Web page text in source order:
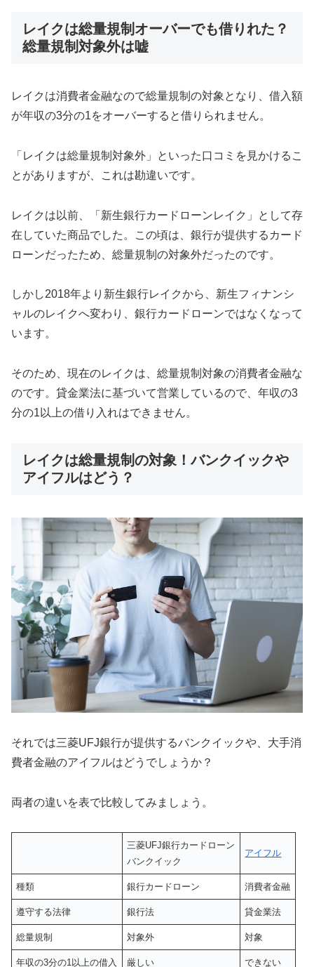
レイクは総量規制オーバーでも借りれた？
総量規制対象外は嘘
レイクは消費者金融なので総量規制の対象となり、借入額
が年収の3分の1をオーバーすると借りられません。
「レイクは総量規制対象外」といった口コミを見かけるこ
とがありますが、これは勘違いです。
レイクは以前、「新生銀行カードローンレイク」として存
在していた商品でした。この頃は、銀行が提供するカード
ローンだったため、総量規制の対象外だったのです。
しかし2018年より新生銀行レイクから、新生フィナンシ
ャルのレイクへ変わり、銀行カードローンではなくなって
います。
そのため、現在のレイクは、総量規制対象の消費者金融な
のです。貸金業法に基づいて営業しているので、年収の3
分の1以上の借り入れはできません。
レイクは総量規制の対象！バンクイックや
アイフルはどう？
それでは三菱UFJ銀行が提供するバンクイックや、大手消
費者金融のアイフルはどうでしょうか？
両者の違いを表で比較してみましょう。
三菱UFJ銀行カードローン
バンクイック
アイフル
種類 銀行カードローン 消費者金融
遵守する法律 銀行法 貸金業法
総量規制 対象外 対象
年収の3分の1以上の借入 厳しい できない